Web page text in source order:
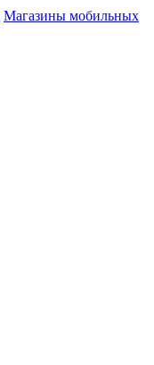
Магазины мобильных